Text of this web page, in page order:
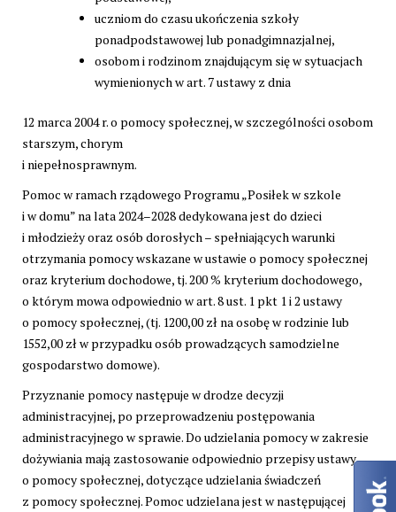
uczniom do czasu ukończenia szkoły
ponadpodstawowej lub ponadgimnazjalnej,
osobom i rodzinom znajdującym się w sytuacjach
wymienionych w art. 7 ustawy z dnia
12 marca 2004 r. o pomocy społecznej, w szczególności osobom
starszym, chorym
i niepełnosprawnym.
Pomoc w ramach rządowego Programu „Posiłek w szkole
i w domu” na lata 2024–2028 dedykowana jest do dzieci
i młodzieży oraz osób dorosłych – spełniających warunki
otrzymania pomocy wskazane w ustawie o pomocy społecznej
oraz kryterium dochodowe, tj. 200 % kryterium dochodowego,
o którym mowa odpowiednio w art. 8 ust. 1 pkt 1 i 2 ustawy
o pomocy społecznej, (tj. 1200,00 zł na osobę w rodzinie lub
1552,00 zł w przypadku osób prowadzących samodzielne
gospodarstwo domowe).
Przyznanie pomocy następuje w drodze decyzji
administracyjnej, po przeprowadzeniu postępowania
administracyjnego w sprawie. Do udzielania pomocy w zakresie
dożywiania mają zastosowanie odpowiednio przepisy ustawy
o pomocy społecznej, dotyczące udzielania świadczeń
z pomocy społecznej. Pomoc udzielana jest w następującej